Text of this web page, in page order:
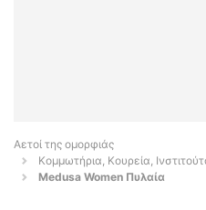
Αετοί της ομορφιάς
Κομμωτήρια, Κουρεία,
Medusa Women Πυλαία